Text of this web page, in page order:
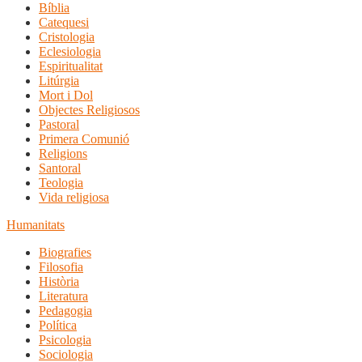
Bíblia
Catequesi
Cristologia
Eclesiologia
Espiritualitat
Litúrgia
Mort i Dol
Objectes Religiosos
Pastoral
Primera Comunió
Religions
Santoral
Teologia
Vida religiosa
Humanitats
Biografies
Filosofia
Història
Literatura
Pedagogia
Política
Psicologia
Sociologia